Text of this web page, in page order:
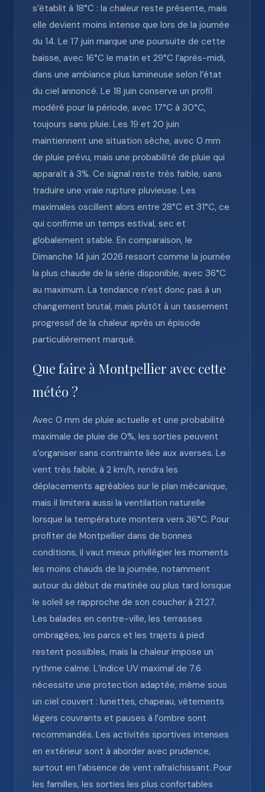
s’établit à 18°C : la chaleur reste présente, mais
elle devient moins intense que lors de la journée
du 14. Le 17 juin marque une poursuite de cette
baisse, avec 16°C le matin et 29°C l’après-midi,
dans une ambiance plus lumineuse selon l’état
du ciel annoncé. Le 18 juin conserve un profil
modéré pour la période, avec 17°C à 30°C,
toujours sans pluie. Les 19 et 20 juin
maintiennent une situation sèche, avec 0 mm
de pluie prévu, mais une probabilité de pluie qui
apparaît à 3%. Ce signal reste très faible, sans
traduire une vraie rupture pluvieuse. Les
maximales oscillent alors entre 28°C et 31°C, ce
qui confirme un temps estival, sec et
globalement stable. En comparaison, le
Dimanche 14 juin 2026 ressort comme la journée
la plus chaude de la série disponible, avec 36°C
au maximum. La tendance n’est donc pas à un
changement brutal, mais plutôt à un tassement
progressif de la chaleur après un épisode
particulièrement marqué.
Que faire à Montpellier avec cette
météo ?
Avec 0 mm de pluie actuelle et une probabilité
maximale de pluie de 0%, les sorties peuvent
s’organiser sans contrainte liée aux averses. Le
vent très faible, à 2 km/h, rendra les
déplacements agréables sur le plan mécanique,
mais il limitera aussi la ventilation naturelle
lorsque la température montera vers 36°C. Pour
profiter de Montpellier dans de bonnes
conditions, il vaut mieux privilégier les moments
les moins chauds de la journée, notamment
autour du début de matinée ou plus tard lorsque
le soleil se rapproche de son coucher à 21:27.
Les balades en centre-ville, les terrasses
ombragées, les parcs et les trajets à pied
restent possibles, mais la chaleur impose un
rythme calme. L’indice UV maximal de 7.6
nécessite une protection adaptée, même sous
un ciel couvert : lunettes, chapeau, vêtements
légers couvrants et pauses à l’ombre sont
recommandés. Les activités sportives intenses
en extérieur sont à aborder avec prudence,
surtout en l’absence de vent rafraîchissant. Pour
les familles, les sorties les plus confortables